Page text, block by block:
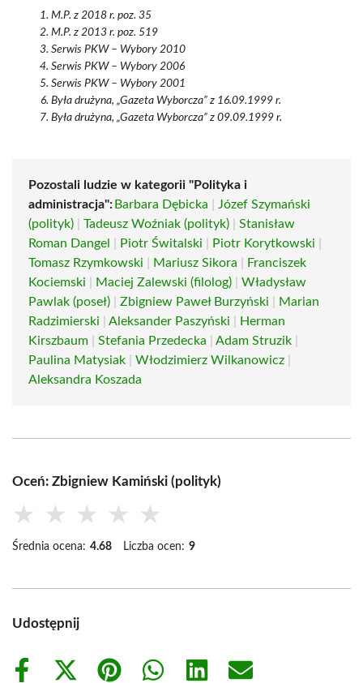
M.P. z 2018 r. poz. 35
M.P. z 2013 r. poz. 519
Serwis PKW – Wybory 2010
Serwis PKW – Wybory 2006
Serwis PKW – Wybory 2001
Była drużyna, „Gazeta Wyborcza” z 16.09.1999 r.
Była drużyna, „Gazeta Wyborcza” z 09.09.1999 r.
Pozostali ludzie w kategorii "Polityka i
administracja": Barbara Dębicka
Józef Szymański
(polityk)
Tadeusz Woźniak (polityk)
Stanisław
Roman Dangel
Piotr Świtalski Piotr Korytkowski
Tomasz Rzymkowski
Mariusz Sikora
Franciszek
Kociemski
Maciej Zalewski (filolog)
Władysław
Pawlak (poseł)
Zbigniew Paweł Burzyński
Marian
Radzimierski
Aleksander Paszyński
Herman
Kirszbaum
Stefania Przedecka Adam Struzik
Paulina Matysiak
Włodzimierz Wilkanowicz
Aleksandra Koszada
Oceń: Zbigniew Kamiński (polityk)
★ ★ ★ ★ ★
Średnia ocena: 4.68 Liczba ocen: 9
Udostępnij
Share
Share
Share
Share
Share
Share